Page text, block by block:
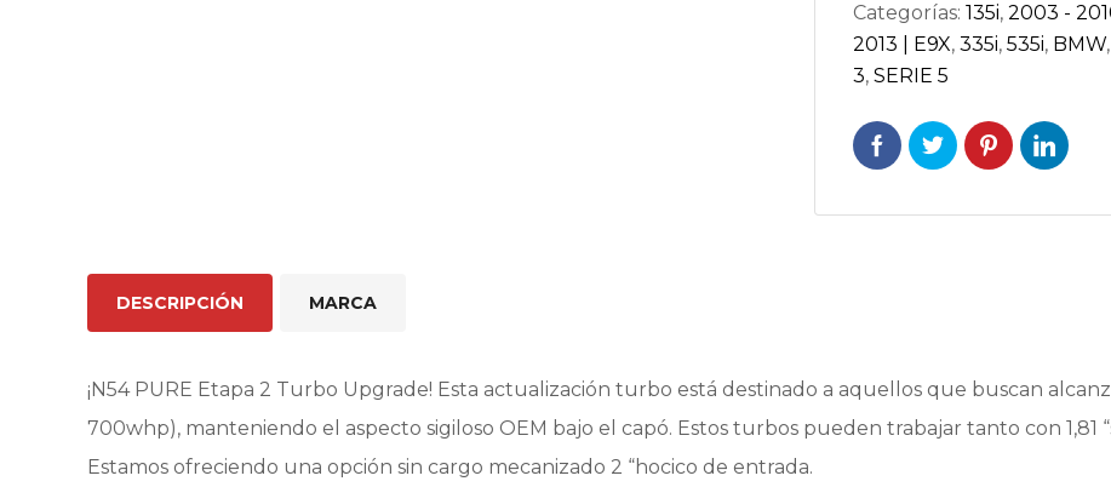
Categorías: 135i, 2003 -
2013 | E9X, 335i, 535i, BMW,
3, SERIE 5
DESCRIPCIÓN MARCA
¡N54 PURE Etapa 2 Turbo Upgrade! Esta actualización turbo está destinado a aquellos que buscan
700whp), manteniendo el aspecto sigiloso OEM bajo el capó. Estos turbos pueden trabajar tanto con 1,81
Estamos ofreciendo una opción sin cargo mecanizado 2 “hocico de entrada.